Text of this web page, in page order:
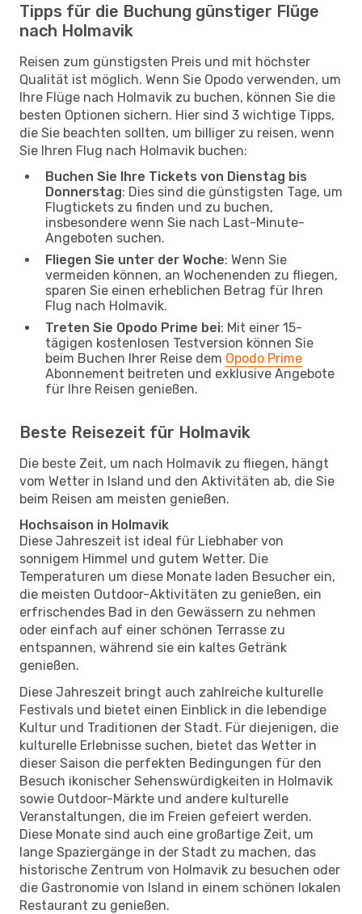
Tipps für die Buchung günstiger Flüge
nach Holmavik
Reisen zum günstigsten Preis und mit höchster
Qualität ist möglich. Wenn Sie Opodo verwenden, um
Ihre Flüge nach Holmavik zu buchen, können Sie die
besten Optionen sichern. Hier sind 3 wichtige Tipps,
die Sie beachten sollten, um billiger zu reisen, wenn
Sie Ihren Flug nach Holmavik buchen:
Buchen Sie Ihre Tickets von Dienstag bis
Donnerstag: Dies sind die günstigsten Tage, um
Flugtickets zu finden und zu buchen,
insbesondere wenn Sie nach Last-Minute-
Angeboten suchen.
Fliegen Sie unter der Woche: Wenn Sie
vermeiden können, an Wochenenden zu fliegen,
sparen Sie einen erheblichen Betrag für Ihren
Flug nach Holmavik.
Treten Sie Opodo Prime bei: Mit einer 15-
tägigen kostenlosen Testversion können Sie
beim Buchen Ihrer Reise dem Opodo Prime
Abonnement beitreten und exklusive Angebote
für Ihre Reisen genießen.
Beste Reisezeit für Holmavik
Die beste Zeit, um nach Holmavik zu fliegen, hängt
vom Wetter in Island und den Aktivitäten ab, die Sie
beim Reisen am meisten genießen.
Hochsaison in Holmavik
Diese Jahreszeit ist ideal für Liebhaber von
sonnigem Himmel und gutem Wetter. Die
Temperaturen um diese Monate laden Besucher ein,
die meisten Outdoor-Aktivitäten zu genießen, ein
erfrischendes Bad in den Gewässern zu nehmen
oder einfach auf einer schönen Terrasse zu
entspannen, während sie ein kaltes Getränk
genießen.
Diese Jahreszeit bringt auch zahlreiche kulturelle
Festivals und bietet einen Einblick in die lebendige
Kultur und Traditionen der Stadt. Für diejenigen, die
kulturelle Erlebnisse suchen, bietet das Wetter in
dieser Saison die perfekten Bedingungen für den
Besuch ikonischer Sehenswürdigkeiten in Holmavik
sowie Outdoor-Märkte und andere kulturelle
Veranstaltungen, die im Freien gefeiert werden.
Diese Monate sind auch eine großartige Zeit, um
lange Spaziergänge in der Stadt zu machen, das
historische Zentrum von Holmavik zu besuchen oder
die Gastronomie von Island in einem schönen lokalen
Restaurant zu genießen.